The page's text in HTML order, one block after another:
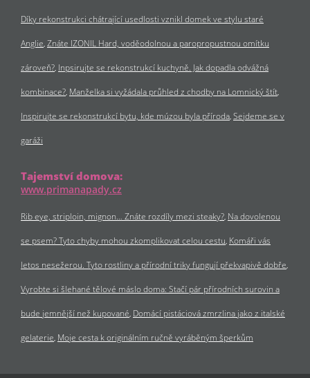
Díky rekonstrukci chátrající usedlosti vznikl domek ve stylu staré
Anglie Znáte IZONIL Hard, voděodolnou a paropropustnou omítku
zároveň? Inpsirujte se rekonstrukcí kuchyně. Jak dopadla odvážná
kombinace? Manželka si vyžádala průhled z chodby na Lomnický štít
Inspirujte se rekonstrukcí bytu, kde múzou byla příroda Sejdeme se v
garáži
Tajemství domova:
www.primanapady.cz
Rib eye, striploin, mignon… Znáte rozdíly mezi steaky? Na dovolenou
se psem? Tyto chyby mohou zkomplikovat celou cestu Komáři vás
letos nesežerou. Tyto rostliny a přírodní triky fungují překvapivě dobře
Vyrobte si šlehané tělové máslo doma: Stačí pár přírodních surovin a
bude jemnější než kupované Domácí pistáciová zmrzlina jako z italské
gelaterie Moje cesta k originálním ručně vyráběným šperkům